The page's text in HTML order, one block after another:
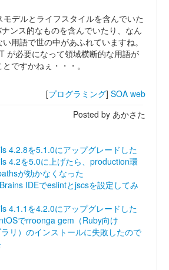
デルとライフスタイルを含んでいた
ンス的なものを含んでいたり、なん
用語で世の中があふれていますね。
が必要になって領域横断的な用語が
ですかねぇ・・・。
[プログラミング] SOA web
Posted by あかさた
4.2.8を5.1.0にアップグレードした
4.2を5.0に上げたら、production環
が効かなくなった
IDEでeslintとjscsを設定してみ
4.1.1を4.2.0にアップグレードした
でrroonga gem（Ruby向け
リ）のインストールに失敗したので